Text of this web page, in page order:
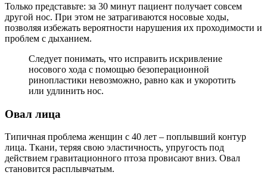
Только представьте: за 30 минут пациент получает совсем
другой нос. При этом не затрагиваются носовые ходы,
позволяя избежать вероятности нарушения их проходимости и
проблем с дыханием.
Следует понимать, что исправить искривление
носового хода с помощью безоперационной
ринопластики невозможно, равно как и укоротить
или удлинить нос.
Овал лица
Типичная проблема женщин с 40 лет – поплывший контур
лица. Ткани, теряя свою эластичность, упругость под
действием гравитационного птоза провисают вниз. Овал
становится расплывчатым.